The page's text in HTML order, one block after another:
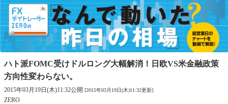
ハト派FOMC受けドルロング大幅解消！ 日欧VS米金融政策
方向性変わらない。
2015年03月19日(木)11:32公開 [2015年03月19日(木)11:32更新]
ZERO